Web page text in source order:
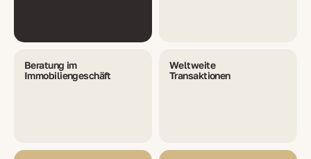
Beratung im
Immobiliengeschäft
Weltweite
Transaktionen